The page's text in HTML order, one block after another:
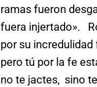
ramas fueron
fuera injertado».
por su
pero tú por la fe
no te jactes, sino